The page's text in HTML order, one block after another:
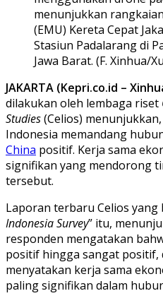
menunjukkan
(EMU) Kereta Cepat
Stasiun Padalarang di
Jawa Barat. (F. Xinhua/
JAKARTA (Kepri.co.id –
dilakukan oleh lembaga riset
Studies(Celios)
Indonesia memandang
China positif. Kerja sama
signifikan yang mendorong
tersebut.
Laporan terbaru Celios yang
Indonesia Survey” itu,
responden mengatakan
positif hingga sangat positif,
menyatakan kerja sama
paling signifikan dalam